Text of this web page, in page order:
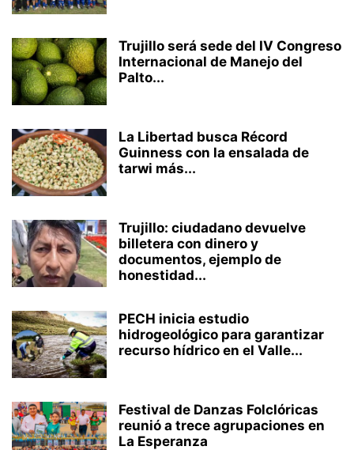
Trujillo será sede del IV Congreso
Internacional de Manejo del
Palto...
La Libertad busca Récord
Guinness con la ensalada de
tarwi más...
Trujillo: ciudadano devuelve
billetera con dinero y
documentos, ejemplo de
honestidad...
PECH inicia estudio
hidrogeológico para garantizar
recurso hídrico en el Valle...
Festival de Danzas Folclóricas
reunió a trece agrupaciones en
La Esperanza